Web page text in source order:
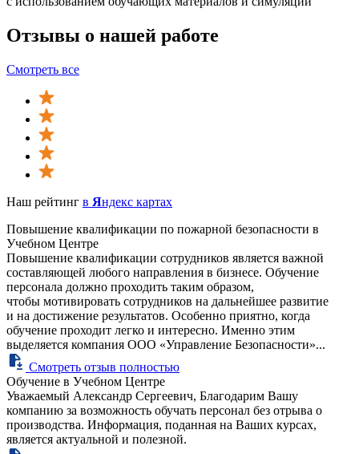
Отзывы о нашей работе
Смотреть все
Наш рейтинг в Яндекс картах
Повышение квалификации по пожарной безопасности в
Учебном Центре
Повышение квалификации сотрудников является важной
составляющей любого направления в бизнесе. Обучение
персонала должно проходить таким образом,
чтобы мотивировать сотрудников на дальнейшее развитие
и на достижение результатов. Особенно приятно, когда
обучение проходит легко и интересно. Именно этим
выделяется компания ООО «Управление Безопасности»...
Смотреть отзыв полностью
Обучение в Учебном Центре
Уважаемый Александр Сергеевич, Благодарим Вашу
компанию за возможность обучать персонал без отрыва о
производства. Информация, поданная на Ваших курсах,
является актуальной и полезной.